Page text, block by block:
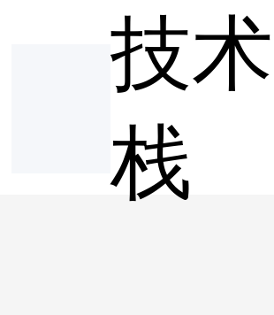
技术
栈